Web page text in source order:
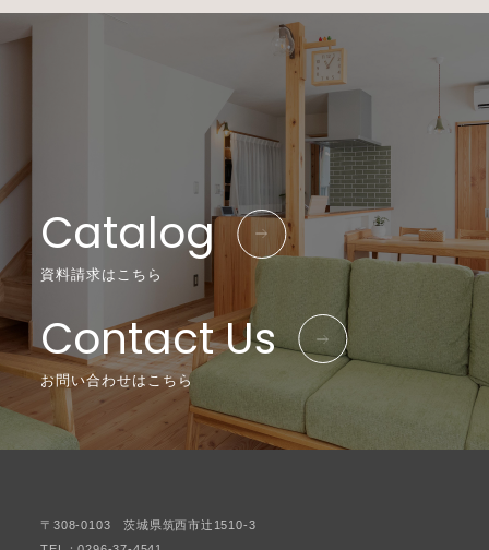
Catalog
資料請求はこちら
Contact Us
お問い合わせはこちら
〒308-0103 茨城県筑西市辻1510-3